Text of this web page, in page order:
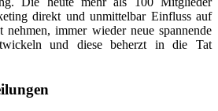
direkt und unmittelbar Einfluss auf
nehmen, immer wieder neue spannende
und diese beherzt in die Tat